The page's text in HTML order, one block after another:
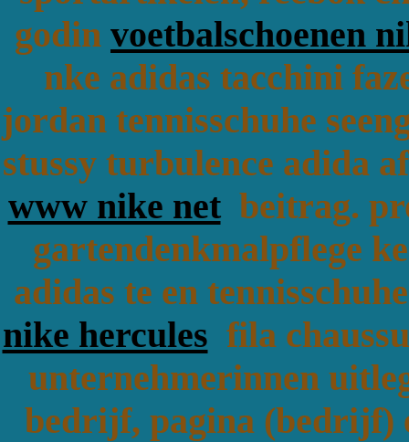
godin voetbalschoenen
nke adidas tacchini
jordan tennisschuhe
stussy turbulence adida
www nike netbeitrag.
gartendenkmalpflege
adidas te en
nike hercules fila
unternehmerinnen
bedrijf, pagina (bedrijf)